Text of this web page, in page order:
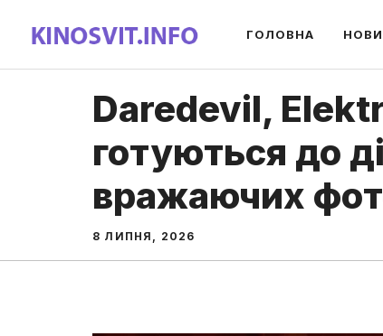
вмісту
ГОЛОВНА
Daredevil,
готуються до
вражаючих
8 ЛИПНЯ, 2026